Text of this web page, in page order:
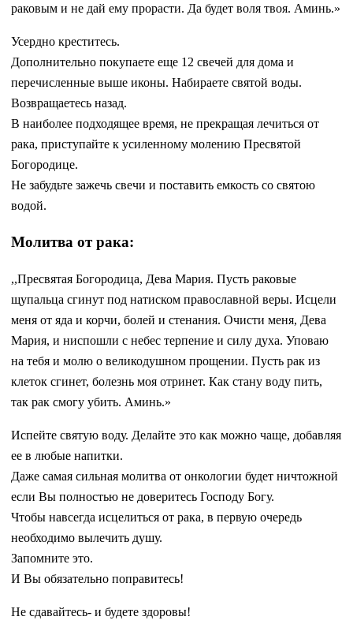
раковым и не дай ему прорасти. Да будет воля твоя. Аминь.»
Усердно креститесь.
Дополнительно покупаете еще 12 свечей для дома и
перечисленные выше иконы. Набираете святой воды.
Возвращаетесь назад.
В наиболее подходящее время, не прекращая лечиться от
рака, приступайте к усиленному молению Пресвятой
Богородице.
Не забудьте зажечь свечи и поставить емкость со святою
водой.
Молитва от рака:
,,Пресвятая Богородица, Дева Мария. Пусть раковые
щупальца сгинут под натиском православной веры. Исцели
меня от яда и корчи, болей и стенания. Очисти меня, Дева
Мария, и ниспошли с небес терпение и силу духа. Уповаю
на тебя и молю о великодушном прощении. Пусть рак из
клеток сгинет, болезнь моя отринет. Как стану воду пить,
так рак смогу убить. Аминь.»
Испейте святую воду. Делайте это как можно чаще, добавляя
ее в любые напитки.
Даже самая сильная молитва от онкологии будет ничтожной
если Вы полностью не доверитесь Господу Богу.
Чтобы навсегда исцелиться от рака, в первую очередь
необходимо вылечить душу.
Запомните это.
И Вы обязательно поправитесь!
Не сдавайтесь- и будете здоровы!